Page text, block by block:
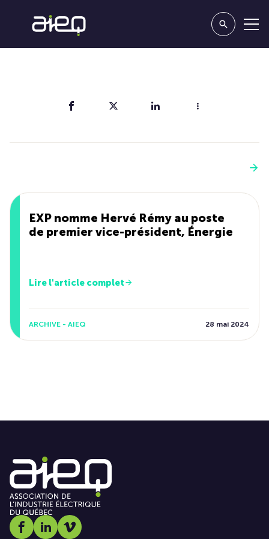
EXP nomme Hervé Rémy au poste
de premier vice-président, Énergie
Lire l'article complet
ARCHIVE - AIEQ 28 mai 2024
Social media link icon-facebook
Social media link icon-linkedin
Social media link icon-vimeo